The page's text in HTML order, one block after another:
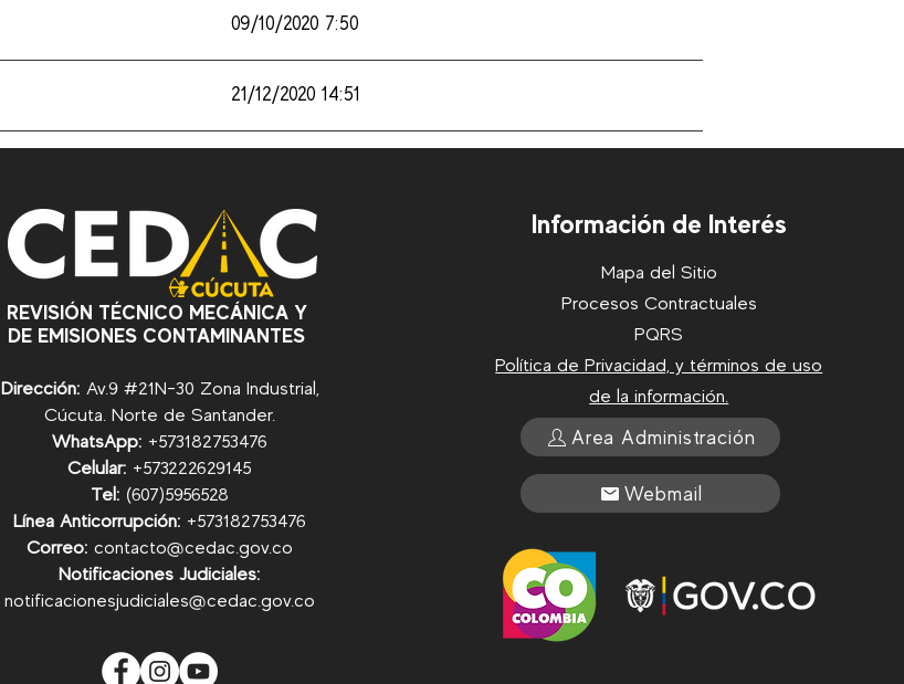
09/10/2020 7:50
21/12/2020 14:51
REVISIÓN TÉCNICO MECÁNICA Y
DE EMISIONES CONTAMINANTES
Dirección: Av.9 #21N-30 Zona Industrial,
Cúcuta. Norte de Santander.
WhatsApp: +573182753476
Celular: +573222629145
Tel: (607)5956528
Línea Anticorrupción: +573182753476
Correo:contacto@cedac.gov.co
Notificaciones Judiciales:
notificacionesjudiciales@cedac.gov.co
Información de Interés
Mapa del Sitio
Procesos Contractuales
PQRS
Política de Privacidad, y términos de uso
de la información.
Area Administración
Webmail